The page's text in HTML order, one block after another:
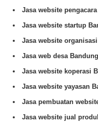
Jasa website
Jasa website startup
Jasa website
Jasa web desa Bandung
Jasa website koperasi
Jasa website yayasan
Jasa pembuatan
Jasa website jual